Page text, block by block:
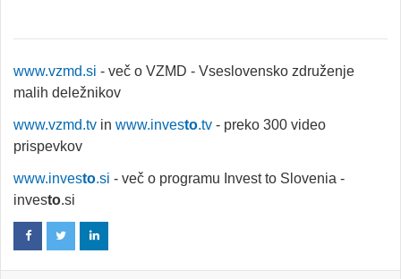
www.vzmd.si - več o VZMD - Vseslovensko združenje
malih deležnikov
www.vzmd.tv in www.investo.tv - preko 300 video
prispevkov
www.investo.si - več o programu Invest to Slovenia -
investo.si